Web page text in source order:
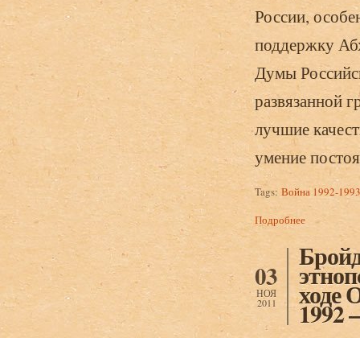
России,
поддержку
Думы
развязанной
лучшие
умение
Tags: Война 1992-
Подробнее о Бройдо
абхазов.
03
НОЯ
2011 ходе
1992